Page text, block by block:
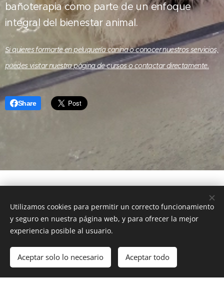
bañoterapia como parte de un enfoque
integral del bienestar animal.
Si quieres formarte en peluquería canina o conocer nuestros servicios,
puedes visitar nuestra página de cursos o contactar directamente.
Share
- Cuando la profesión se
convierte en pasión -
Creado conWebnode Cookies
Utilizamos cookies para permitir un correcto funcionamiento
y seguro en nuestra página web, y para ofrecer la mejor
experiencia posible al usuario.
Aceptar solo lo necesario Aceptar todo